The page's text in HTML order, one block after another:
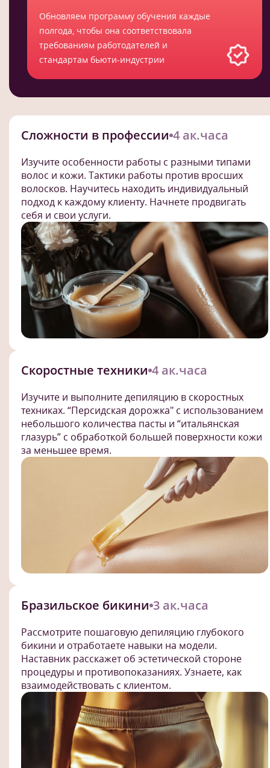
Обновляем программу обучения каждые
полгода, чтобы она соответствовала
требованиям работодателей и
стандартам бьюти-индустрии
Сложности в профессии 4 ак.часа
Изучите особенности работы с разными типами
волос и кожи. Тактики работы против вросших
волосков. Научитесь находить индивидуальный
подход к каждому клиенту. Начнете продвигать
себя и свои услуги.
Скоростные техники 4 ак.часа
Изучите и выполните депиляцию в скоростных
техниках. “Персидская дорожка" с использованием
небольшого количества пасты и “итальянская
глазурь” с обработкой большей поверхности кожи
за меньшее время.
Бразильское бикини 3 ак.часа
Рассмотрите пошаговую депиляцию глубокого
бикини и отработаете навыки на модели.
Наставник расскажет об эстетической стороне
процедуры и противопоказаниях. Узнаете, как
взаимодействовать с клиентом.